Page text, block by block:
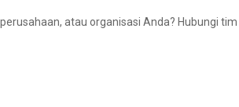
atau organisasi Anda? Hubungi